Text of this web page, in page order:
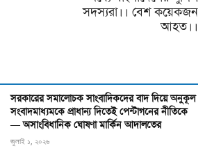
সদস্যরা।। বেশ কয়েকজন
আহত।।
সরকারের সমালোচক সাংবাদিকদের বাদ দিয়ে অনুকূল
সংবাদমাধ্যমকে প্রাধান্য দিতেই পেন্টাগনের নীতিকে
— অসাংবিধানিক ঘোষণা মার্কিন আদালতের
জুলাই ১, ২০২৬